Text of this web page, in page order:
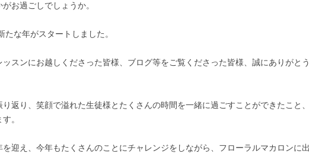
がお過ごしでしょうか。
たな年がスタートしました。
ッスンにお越しくださった皆様、ブログ等をご覧くださった皆様、誠にありがと
り返り、笑顔で溢れた生徒様とたくさんの時間を一緒に過ごすことができたこと
。
を迎え、今年もたくさんのことにチャレンジをしながら、フローラルマカロンに